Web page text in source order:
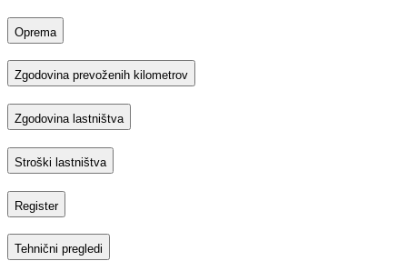
Oprema
Zgodovina prevoženih kilometrov
Zgodovina lastništva
Stroški lastništva
Register
Tehnični pregledi